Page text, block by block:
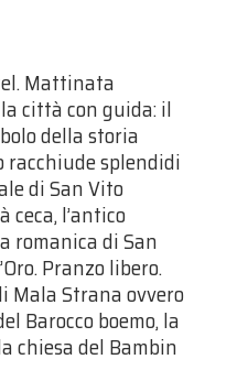
Mattinata
città con guida: il
della storia
racchiude splendidi
di San Vito
l’antico
romanica di San
Pranzo libero.
Mala Strana ovvero
Barocco boemo, la
chiesa del Bambin